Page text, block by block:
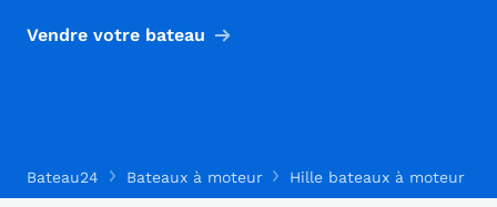
Vendre votre bateau
Bateau24 Bateaux à moteur Hille bateaux à moteur